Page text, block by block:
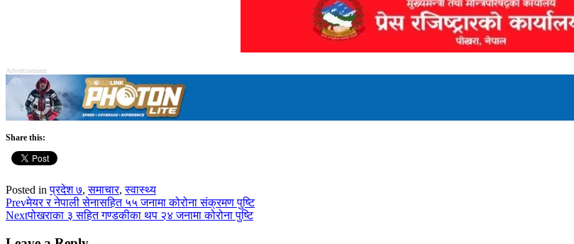
Advertisement
Share this:
Posted inप्रदेश ७,समाचार,स्वास्थ्य
Prevमेयर र नेपाली सेनासहित ५५ जनामा कोरोना संक्रमण पुष्टि
Nextपोखराका ३ सहित गण्डकीका थप २४ जनामा कोरोना पुष्टि